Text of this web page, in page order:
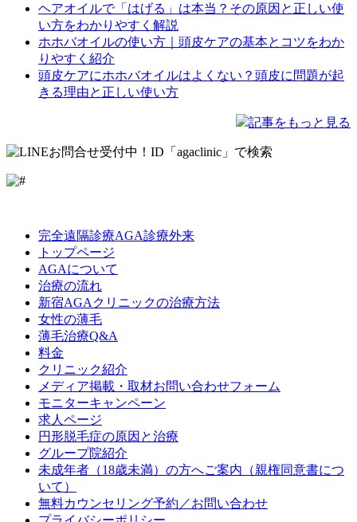
ヘアオイルで「はげる」は本当？その原因と正しい使
い方をわかりやすく解説
ホホバオイルの使い方｜頭皮ケアの基本とコツをわか
りやすく紹介
頭皮ケアにホホバオイルはよくない？頭皮に問題が起
きる理由と正しい使い方
記事をもっと見る
完全遠隔診療AGA診療外来
トップページ
AGAについて
治療の流れ
新宿AGAクリニックの治療方法
女性の薄毛
薄毛治療Q&A
料金
クリニック紹介
メディア掲載・取材お問い合わせフォーム
モニターキャンペーン
求人ページ
円形脱毛症の原因と治療
グループ院紹介
未成年者（18歳未満）の方へご案内（親権同意書につ
いて）
無料カウンセリング予約／お問い合わせ